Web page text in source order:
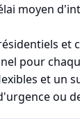
moyen
et
pour
et un
ou